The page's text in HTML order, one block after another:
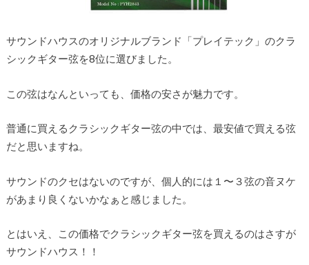
サウンドハウスのオリジナルブランド「プレイテック」のクラ
シックギター弦を8位に選びました。
この弦はなんといっても、価格の安さが魅力です。
普通に買えるクラシックギター弦の中では、最安値で買える弦
だと思いますね。
サウンドのクセはないのですが、個人的には１〜３弦の音ヌケ
があまり良くないかなぁと感じました。
とはいえ、この価格でクラシックギター弦を買えるのはさすが
サウンドハウス！！